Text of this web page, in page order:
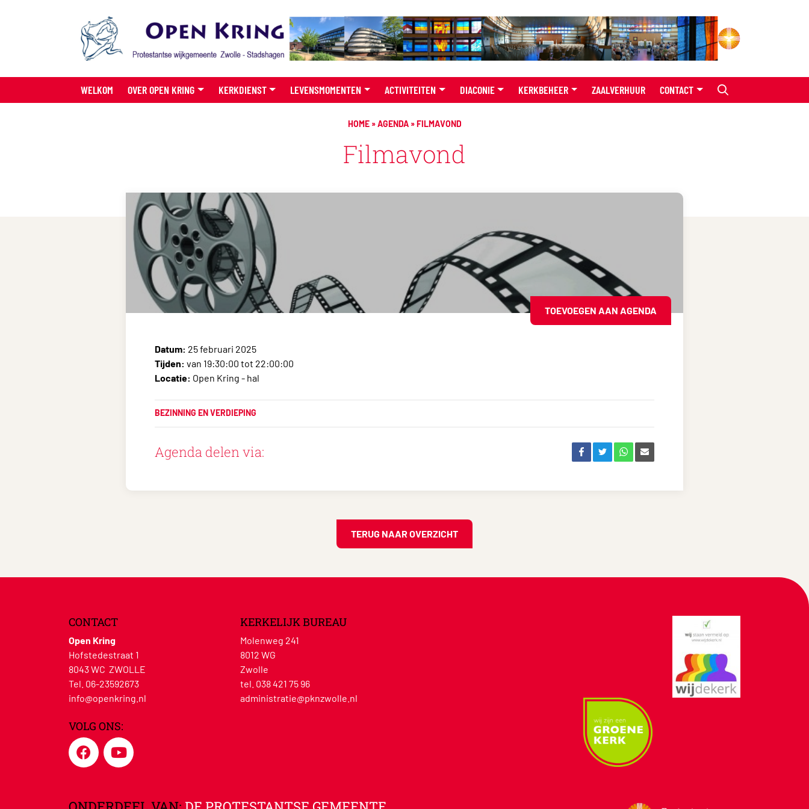
WELKOM OVER OPEN KRING KERKDIENST LEVENSMOMENTEN ACTIVITEITEN DIACONIE KERKBEHEER ZAALVERHUUR CONTACT
HOME»AGENDA»FILMAVOND
Filmavond
TOEVOEGEN AAN AGENDA
Datum: 25 februari 2025
Tijden: van 19:30:00 tot 22:00:00
Locatie: Open Kring - hal
BEZINNING EN VERDIEPING
Agenda delen via:
TERUG NAAR OVERZICHT
CONTACT
Open Kring
Hofstedestraat 1
8043 WC ZWOLLE
Tel. 06-23592673
info@openkring.nl
VOLG ONS:
KERKELIJK BUREAU
Molenweg 241
8012 WG
Zwolle
tel. 038 421 75 96
administratie@pknzwolle.nl